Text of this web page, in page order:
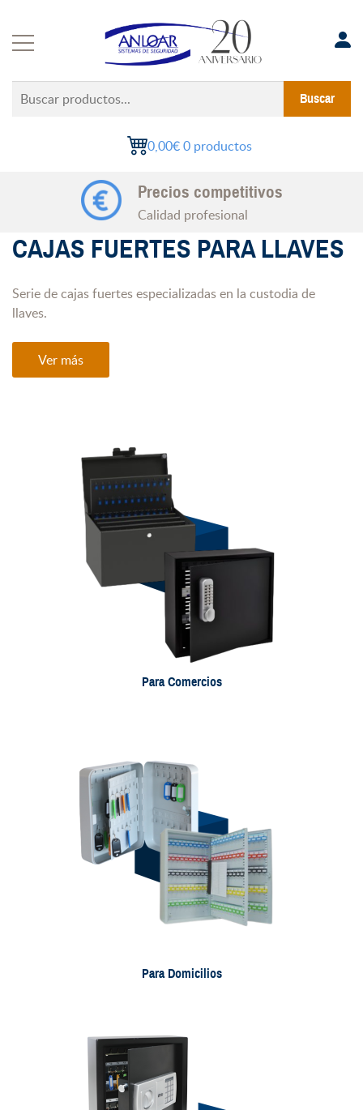
contenido
Buscar
productos...
Buscar
0,00€0 productos
Precios competitivos
Calidad profesional
CAJAS FUERTES PARA LLAVES
Serie de cajas fuertes especializadas en la custodia de
llaves.
Ver más
Para Comercios
Para Domicilios